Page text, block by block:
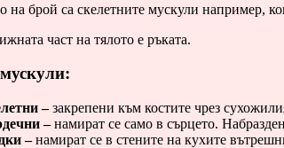
на брой са скелетните мускули например,
част на тялото е ръката.
–закрепени към костите чрез
–намират се само в сърцето.
–намират се в стените на кухите